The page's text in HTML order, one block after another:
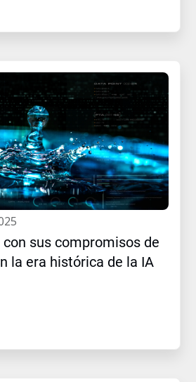
sus compromisos de
la era histórica de la IA